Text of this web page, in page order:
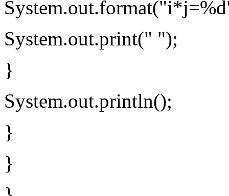
System.out.print(" ");
}
System.out.println();
}
}